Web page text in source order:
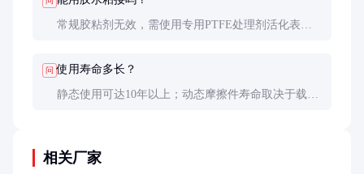
常规胶粘剂无效，需使用专用PTFE处理剂活化表面
问 使用寿命多长？
静态使用可达10年以上；动态摩擦件寿命取决于载荷
相关厂家